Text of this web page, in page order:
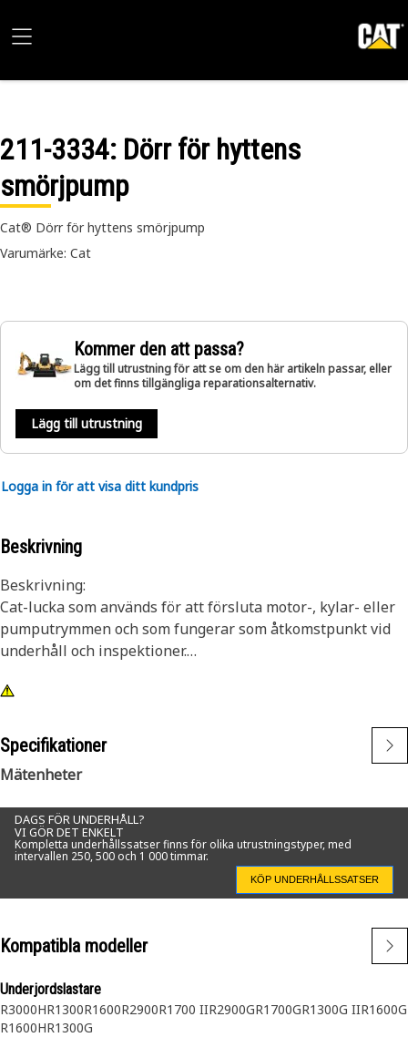
211-3334: Dörr för hyttens
smörjpump
Cat® Dörr för hyttens smörjpump
Varumärke: Cat
Kommer den att passa?
Lägg till utrustning för att se om den här artikeln passar, eller
om det finns tillgängliga reparationsalternativ.
Lägg till utrustning
Logga in för att visa ditt kundpris
Beskrivning
Beskrivning:
Cat-lucka som används för att försluta motor-, kylar- eller
pumputrymmen och som fungerar som åtkomstpunkt vid
underhåll och inspektioner.
Egenskaper:
korrosionsmotstånd som är färdiga att monteras och
fungerar för allmänt bruk.
• Enheten består av lucka, låsenheter, skydd, tryckknapp,
foder och utrustning osv.
Tillämpningar:
• Cat-luckor används för åtkomst till förarutrymmen i
hytten samt olika servicepunkter på maskinen eller motorn
• Läs användarhandboken eller kontakta Cat-
återförsäljaren för mer information.
Specifikationer
Mätenheter
DAGS FÖR UNDERHÅLL?
VI GÖR DET ENKELT
Kompletta underhållssatser finns för olika utrustningstyper, med
intervallen 250, 500 och 1 000 timmar.
KÖP UNDERHÅLLSSATSER
Kompatibla modeller
Underjordslastare
R3000HR1300R1600R2900R1700 IIR2900GR1700GR1300G IIR1600G
R1600HR1300G